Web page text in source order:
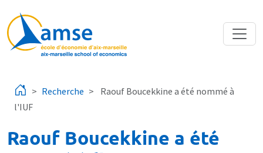
Recherche
Raouf Boucekkine a été nommé à
l'IUF
Raouf Boucekkine a été